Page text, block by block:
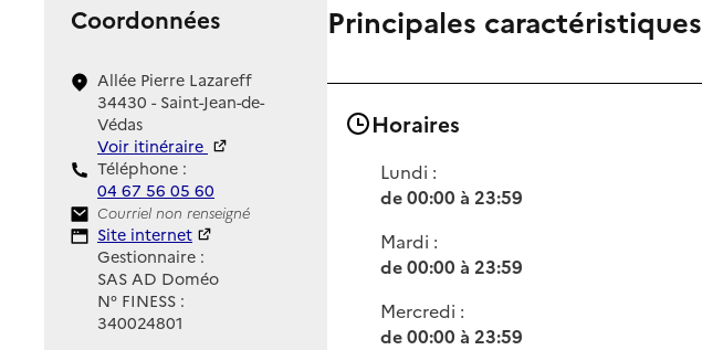
Coordonnées
Allée Pierre Lazareff
34430 - Saint-Jean-de-
Védas
Voir itinéraire
Téléphone :
04 67 56 05 60
Contact
Courriel non renseigné
Site Internet
Site internet
Gestionnaire :
SAS AD Doméo
N° FINESS :
340024801
Principales caractéristiques
Horaires
Lundi :
de 00:00 à 23:59
Mardi :
de 00:00 à 23:59
Mercredi :
de 00:00 à 23:59